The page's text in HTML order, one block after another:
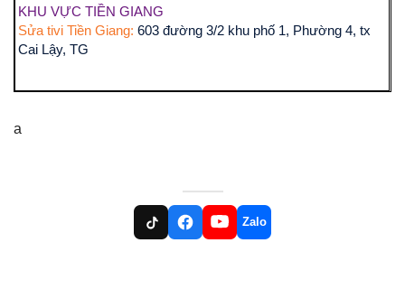
KHU VỰC TIỀN GIANG
Sửa tivi Tiền Giang: 603 đường 3/2 khu phố 1, Phường 4, tx
Cai Lậy, TG
a
Zalo